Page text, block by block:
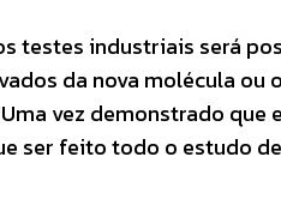
testes industriais será
da nova molécula ou
vez demonstrado
ser feito todo o estudo